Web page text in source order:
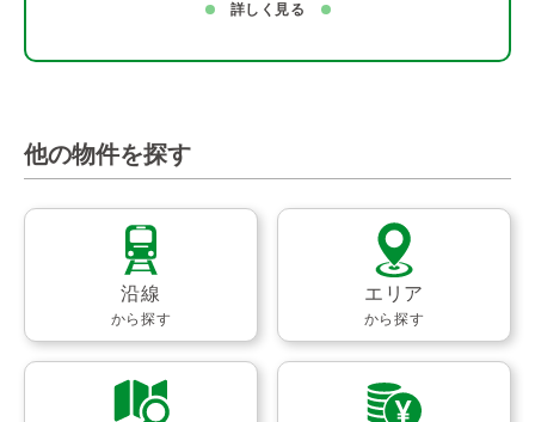
詳しく見る
他の物件を探す
沿線
から探す
エリア
から探す